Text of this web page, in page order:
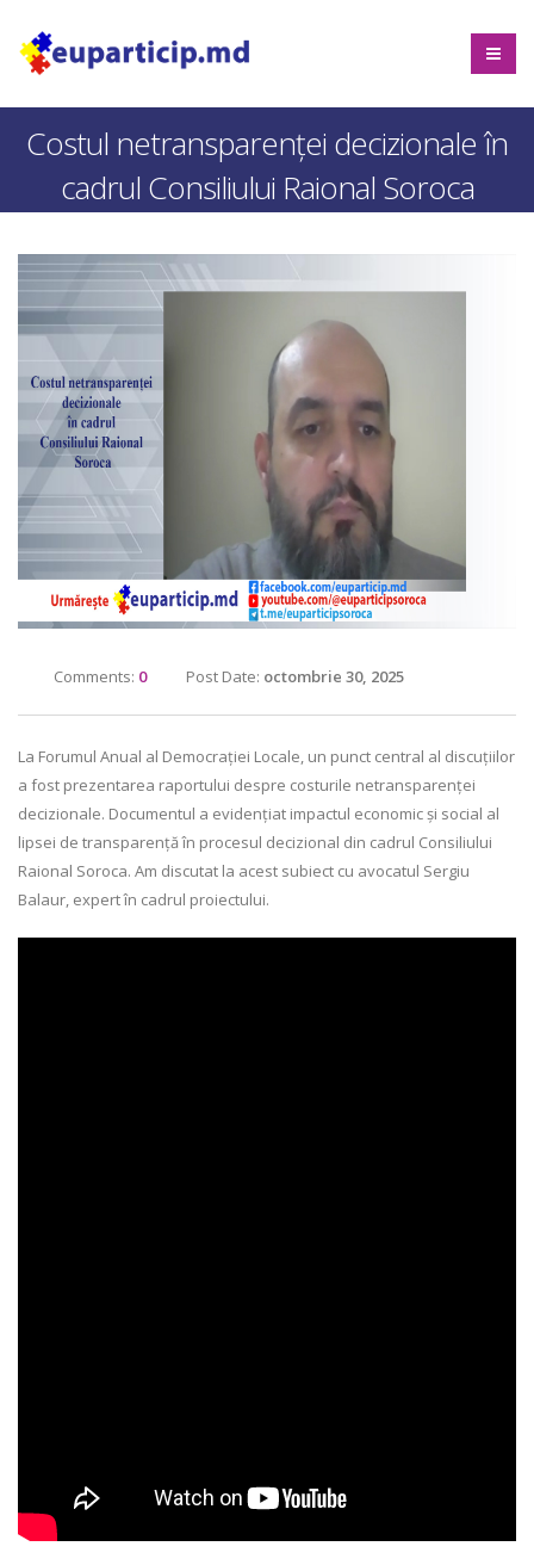
Costul netransparenței decizionale în
cadrul Consiliului Raional Soroca
Comments: 0 Post Date: octombrie 30, 2025
La Forumul Anual al Democrației Locale, un punct central al discuțiilor
a fost prezentarea raportului despre costurile netransparenței
decizionale. Documentul a evidențiat impactul economic și social al
lipsei de transparență în procesul decizional din cadrul Consiliului
Raional Soroca. Am discutat la acest subiect cu avocatul Sergiu
Balaur, expert în cadrul proiectului.